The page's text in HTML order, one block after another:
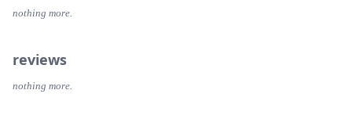
40:19 词语、评价与冒犯：羞辱如何进入公共表达？
49:59 女性的身体，何以成为共同体荣辱的载体
🔍操作方式： App 内打开本期节目→右上角分享到微信→微信点开链接
⚠️重点：登录时确认小宇宙账号和 App 保持一致，权益自动互通。
【时间线】
16:52 海德格尔加入纳粹：思想家的犯错和官僚的犯错有何不同？
陈碧：中国政法大学副教授，法学学者，《历史学人》主播。
02:10 “好”是什么？从奥古斯丁到语言的边界
03:42 豪斯克勒的三个维度：更长寿、更聪明、情感可控
本期历史学人，主播高海博再次对话复旦大学教授侯杨方，从萨尔浒之战
【本期嘉宾】
侯杨方：复旦大学中国历史地理研究所教授。著有《中国人口史》( 1910-
nothing more.
reviews
nothing more.